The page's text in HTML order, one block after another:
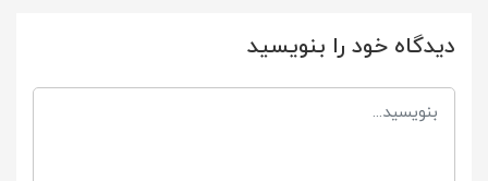
دیدگاه خود را بنویسید